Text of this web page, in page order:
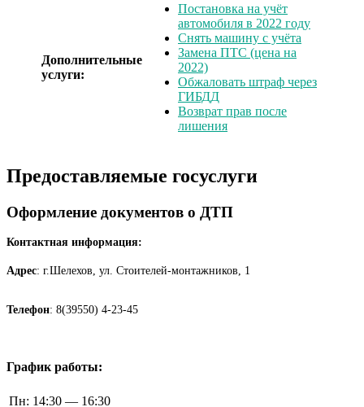
Дополнительные
услуги:
Постановка на учёт
автомобиля в 2022 году
Снять машину с учёта
Замена ПТС (цена на
2022)
Обжаловать штраф через
ГИБДД
Возврат прав после
лишения
Предоставляемые госуслуги
Оформление документов о ДТП
Контактная информация:
Адрес: г.Шелехов, ул. Стоителей-монтажников, 1
Телефон: 8(39550) 4-23-45
График работы:
Пн: 14:30 — 16:30